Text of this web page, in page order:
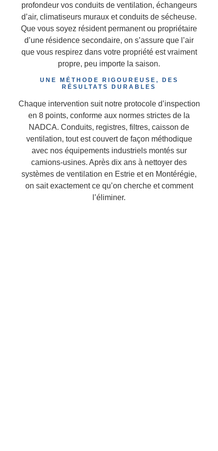
profondeur vos conduits de ventilation, échangeurs
d’air, climatiseurs muraux et conduits de sécheuse.
Que vous soyez résident permanent ou propriétaire
d’une résidence secondaire, on s’assure que l’air
que vous respirez dans votre propriété est vraiment
propre, peu importe la saison.
UNE MÉTHODE RIGOUREUSE, DES
RÉSULTATS DURABLES
Chaque intervention suit notre protocole d’inspection
en 8 points, conforme aux normes strictes de la
NADCA. Conduits, registres, filtres, caisson de
ventilation, tout est couvert de façon méthodique
avec nos équipements industriels montés sur
camions-usines. Après dix ans à nettoyer des
systèmes de ventilation en Estrie et en Montérégie,
on sait exactement ce qu’on cherche et comment
l’éliminer.